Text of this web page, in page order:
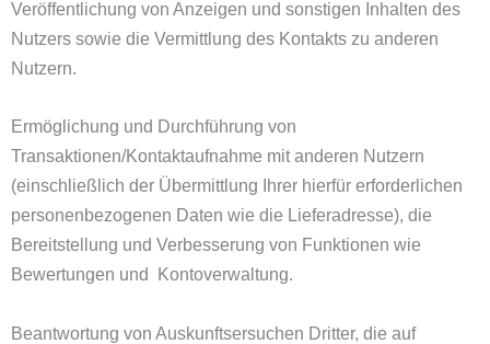
Veröffentlichung von Anzeigen und sonstigen Inhalten des
Nutzers sowie die Vermittlung des Kontakts zu anderen
Nutzern.
Ermöglichung und Durchführung von
Transaktionen/Kontaktaufnahme mit anderen Nutzern
(einschließlich der Übermittlung Ihrer hierfür erforderlichen
personenbezogenen Daten wie die Lieferadresse), die
Bereitstellung und Verbesserung von Funktionen wie
Bewertungen und Kontoverwaltung.
Beantwortung von Auskunftsersuchen Dritter, die auf